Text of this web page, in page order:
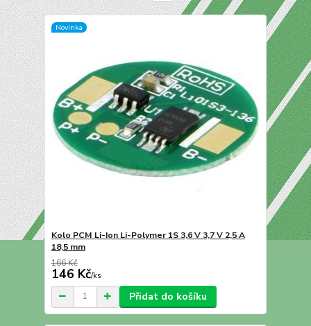
Novinka
Kolo PCM Li-Ion Li-Polymer 1S 3,6 V 3,7 V 2,5 A
18,5 mm
166 Kč
146 Kč/ks
Přidat do košíku